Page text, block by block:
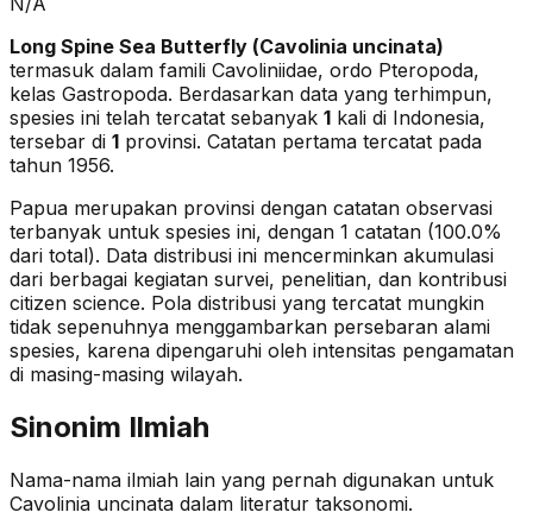
Long Spine Sea Butterfly (Cavolinia uncinata)
termasuk dalam famili Cavoliniidae, ordo Pteropoda,
kelas Gastropoda. Berdasarkan data yang terhimpun,
spesies ini telah tercatat sebanyak 1 kali di Indonesia,
tersebar di 1 provinsi. Catatan pertama tercatat pada
tahun 1956.
Papua merupakan provinsi dengan catatan observasi
terbanyak untuk spesies ini, dengan 1 catatan (100.0%
dari total). Data distribusi ini mencerminkan akumulasi
dari berbagai kegiatan survei, penelitian, dan kontribusi
citizen science. Pola distribusi yang tercatat mungkin
tidak sepenuhnya menggambarkan persebaran alami
spesies, karena dipengaruhi oleh intensitas pengamatan
di masing-masing wilayah.
Sinonim Ilmiah
Nama-nama ilmiah lain yang pernah digunakan untuk
Cavolinia uncinata dalam literatur taksonomi.